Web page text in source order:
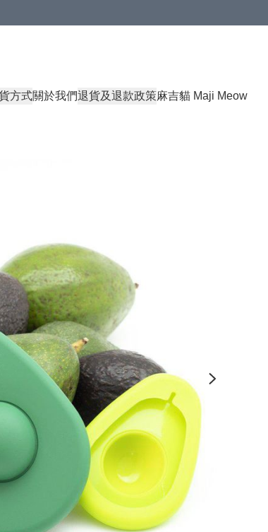
方式關於我們退貨及退款政策麻吉貓 Maji Meow